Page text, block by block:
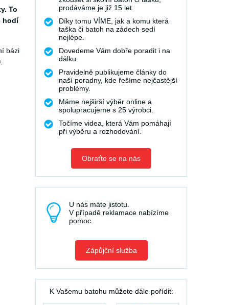
To
hodí
bázi
prodáváme je již 15 let.
Díky tomu VÍME, jak a komu která
taška či batoh na zádech sedí
nejlépe.
Dovedeme Vám dobře poradit i na
dálku.
Pravidelně publikujeme články do
naší poradny, kde řešíme nejčastější
problémy.
Máme nejširší výběr online a
spolupracujeme s 25 výrobci.
Točíme videa, která Vám pomáhají
při výběru a rozhodování.
Obraťte se na nás
U nás máte jistotu.
V případě reklamace nabízíme
pomoc.
Zápůjční služba
K Vašemu batohu můžete dále pořídit: